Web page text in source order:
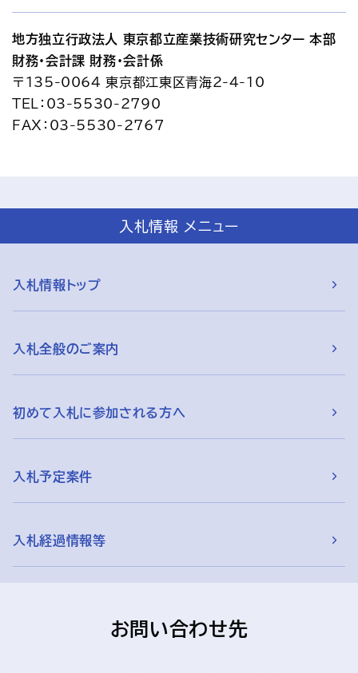
地方独立行政法人 東京都立産業技術研究センター 本部
財務・会計課 財務・会計係
〒135-0064 東京都江東区青海2-4-10
TEL：03-5530-2790
FAX：03-5530-2767
入札情報 メニュー
入札情報トップ
入札全般のご案内
初めて入札に参加される方へ
入札予定案件
入札経過情報等
お問い合わせ先